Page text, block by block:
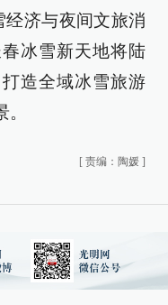
经济与夜间文旅消
冰雪新天地将陆
造全域冰雪旅游
[ 责编：陶媛 ]